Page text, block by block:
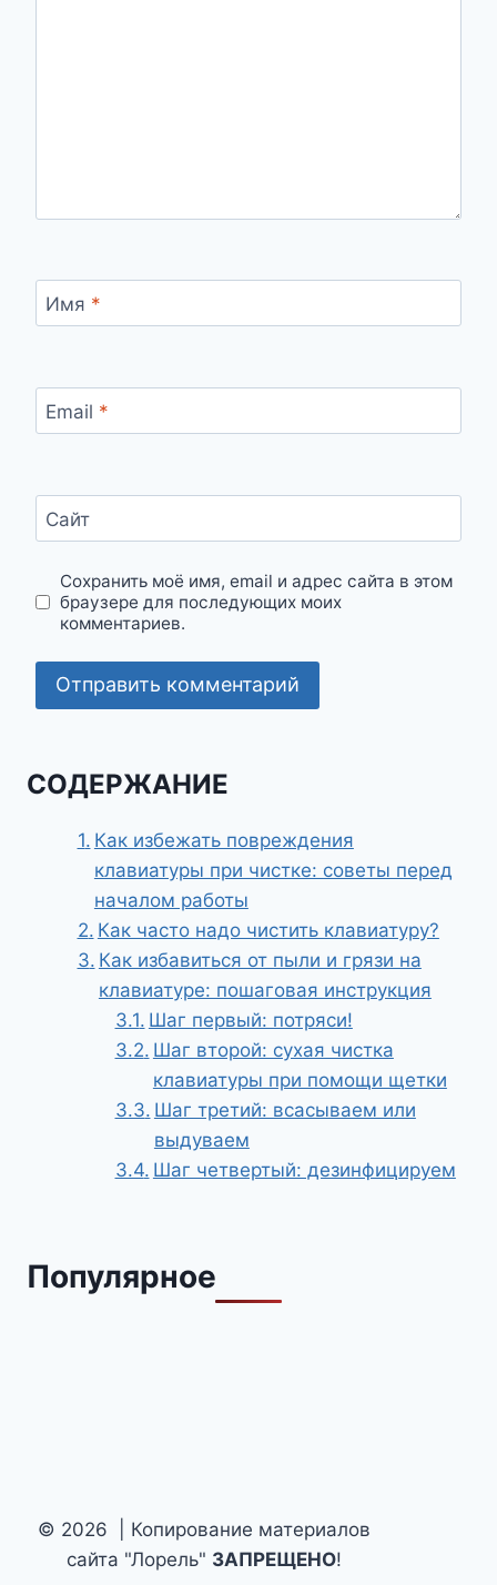
Имя *
Email *
Сайт
Сохранить моё имя, email и адрес сайта в этом
браузере для последующих моих
комментариев.
СОДЕРЖАНИЕ
Как избежать повреждения
клавиатуры при чистке: советы перед
началом работы
Как часто надо чистить клавиатуру?
Как избавиться от пыли и грязи на
клавиатуре: пошаговая инструкция
Шаг первый: потряси!
Шаг второй: сухая чистка
клавиатуры при помощи щетки
Шаг третий: всасываем или
выдуваем
Шаг четвертый: дезинфицируем
Популярное
© 2026 | Копирование материалов
сайта "Лорель" ЗАПРЕЩЕНО!